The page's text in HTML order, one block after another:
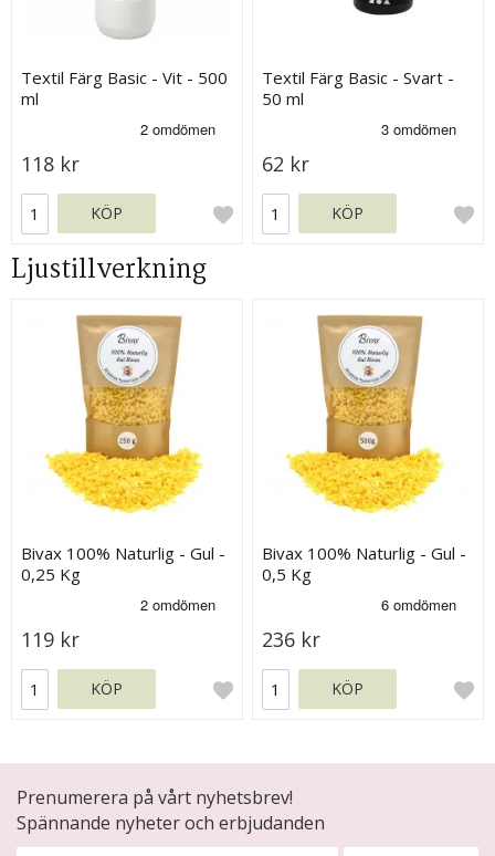
Textil Färg Basic - Vit - 500
ml
118 kr
KÖP
Textil Färg Basic - Svart -
50 ml
62 kr
KÖP
Ljustillverkning
Bivax 100% Naturlig - Gul -
0,25 Kg
119 kr
KÖP
Bivax 100% Naturlig - Gul -
0,5 Kg
236 kr
KÖP
Prenumerera på vårt nyhetsbrev!
Spännande nyheter och erbjudanden